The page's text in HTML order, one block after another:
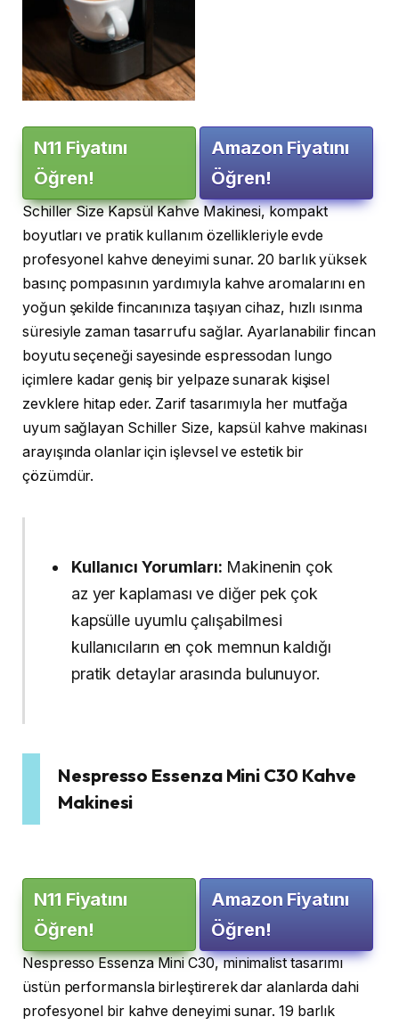
N11 Fiyatını
Öğren!
Amazon Fiyatını
Öğren!
Schiller Size Kapsül Kahve Makinesi, kompakt
boyutları ve pratik kullanım özellikleriyle evde
profesyonel kahve deneyimi sunar. 20 barlık yüksek
basınç pompasının yardımıyla kahve aromalarını en
yoğun şekilde fincanınıza taşıyan cihaz, hızlı ısınma
süresiyle zaman tasarrufu sağlar. Ayarlanabilir fincan
boyutu seçeneği sayesinde espressodan lungo
içimlere kadar geniş bir yelpaze sunarak kişisel
zevklere hitap eder. Zarif tasarımıyla her mutfağa
uyum sağlayan Schiller Size, kapsül kahve makinası
arayışında olanlar için işlevsel ve estetik bir
çözümdür.
Kullanıcı Yorumları: Makinenin çok
az yer kaplaması ve diğer pek çok
kapsülle uyumlu çalışabilmesi
kullanıcıların en çok memnun kaldığı
pratik detaylar arasında bulunuyor.
Nespresso Essenza Mini C30 Kahve
Makinesi
N11 Fiyatını
Öğren!
Amazon Fiyatını
Öğren!
Nespresso Essenza Mini C30, minimalist tasarımı
üstün performansla birleştirerek dar alanlarda dahi
profesyonel bir kahve deneyimi sunar. 19 barlık